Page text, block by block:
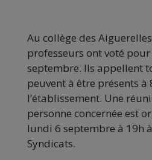
Au collège des
professeurs ont voté
septembre. Ils appellent
peuvent à être présents à
l’établissement. Une
personne concernée est
lundi 6 septembre à 19h
Syndicats.